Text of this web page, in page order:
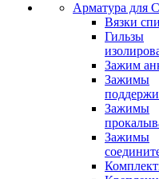
Арматура для
Вязки
Гильзы
Зажим
Зажимы
Зажимы
Зажимы